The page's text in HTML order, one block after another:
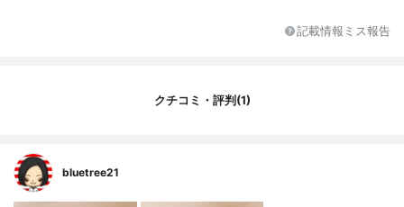
記載情報ミス報告
クチコミ・評判(1)
bluetree21